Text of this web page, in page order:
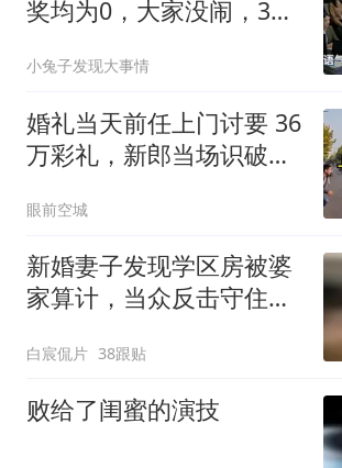
奖均为0，大家没闹，3天
小兔子发现大事情
婚礼当天前任上门讨要 36
万彩礼，新郎当场识破新
眼前空城
新婚妻子发现学区房被婆
家算计，当众反击守住婚
白宸侃片 38跟贴
败给了闺蜜的演技